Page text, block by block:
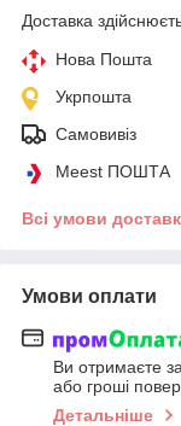
Доставка
Нова Пошта
Укрпошта
Самовивіз
Meest ПОШТА
Всі умови
Умови оплати
Ви отримаєте
або гроші
Детальніше